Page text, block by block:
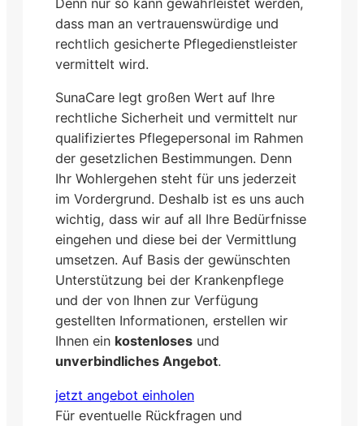
Denn nur so kann gewährleistet werden,
dass man an vertrauenswürdige und
rechtlich gesicherte Pflegedienstleister
vermittelt wird.
SunaCare legt großen Wert auf Ihre
rechtliche Sicherheit und vermittelt nur
qualifiziertes Pflegepersonal im Rahmen
der gesetzlichen Bestimmungen. Denn
Ihr Wohlergehen steht für uns jederzeit
im Vordergrund. Deshalb ist es uns auch
wichtig, dass wir auf all Ihre Bedürfnisse
eingehen und diese bei der Vermittlung
umsetzen. Auf Basis der gewünschten
Unterstützung bei der Krankenpflege
und der von Ihnen zur Verfügung
gestellten Informationen, erstellen wir
Ihnen ein kostenloses und
unverbindliches Angebot.
jetzt angebot einholen
Für eventuelle Rückfragen und